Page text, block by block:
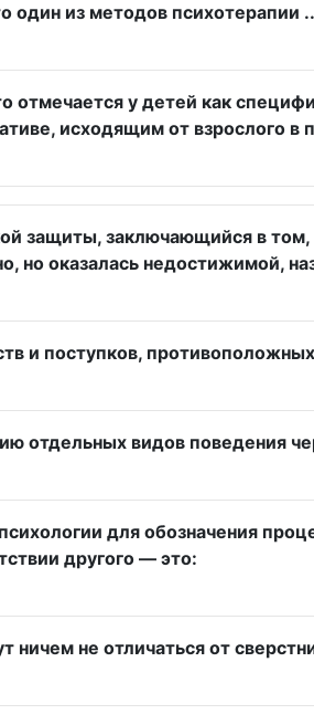
один из методов психотерапии
отмечается у детей как
исходящим от взрослого в
защиты, заключающийся в
но оказалась недостижимой,
и поступков,
отдельных видов поведения
для обозначения
другого — это:
ничем не отличаться от